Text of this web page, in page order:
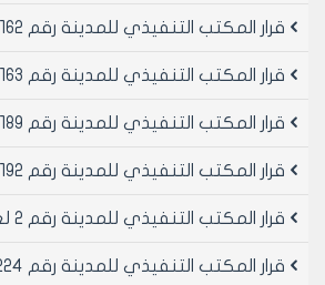
قرار المكتب التنفيذي للمدينة رقم 162 لعام 2021
قرار المكتب التنفيذي للمدينة رقم 163 لعام 2021
قرار المكتب التنفيذي للمدينة رقم 189 لعام 2021
قرار المكتب التنفيذي للمدينة رقم 192 لعام 2021
قرار المكتب التنفيذي للمدينة رقم 2 لعام 2021
قرار المكتب التنفيذي للمدينة رقم 224 لعام 2021